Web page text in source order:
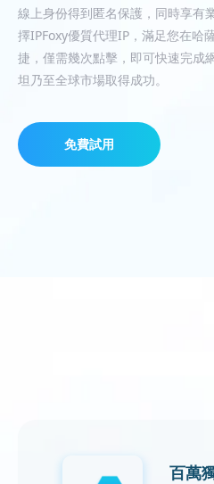
線上身份得到匿名保護，同時享有
擇IPFoxy優質代理IP，滿足您在哈
捷，僅需幾次點擊，即可快速完成
坦乃至全球市場取得成功。
免費試用
百萬